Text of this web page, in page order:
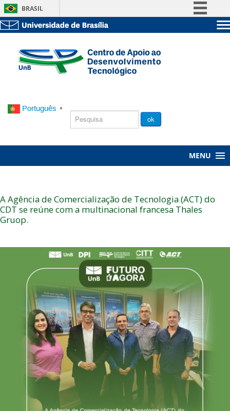
BRASIL
Participe
Acesso à informação
Unidades acadêmicas
Português ▼
Chamada
Pública
ok
MENU
A Agência de Comercialização de Tecnologia (ACT) do
CDT se reúne com a multinacional francesa Thales
Gruop.